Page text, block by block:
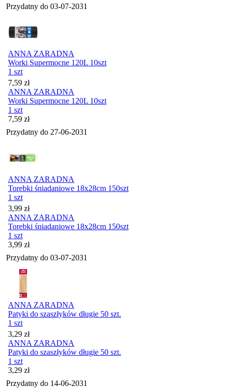
Przydatny do 03-07-2031
ANNA ZARADNA
Worki Supermocne 120L 10szt
1 szt
Cena
7,59 zł
ANNA ZARADNA
Worki Supermocne 120L 10szt
1 szt
Cena
7,59 zł
Przydatny do 27-06-2031
ANNA ZARADNA
Torebki śniadaniowe 18x28cm 150szt
1 szt
Cena
3,99 zł
ANNA ZARADNA
Torebki śniadaniowe 18x28cm 150szt
1 szt
Cena
3,99 zł
Przydatny do 03-07-2031
ANNA ZARADNA
Patyki do szaszłyków długie 50 szt.
1 szt
Cena
3,29 zł
ANNA ZARADNA
Patyki do szaszłyków długie 50 szt.
1 szt
Cena
3,29 zł
Przydatny do 14-06-2031